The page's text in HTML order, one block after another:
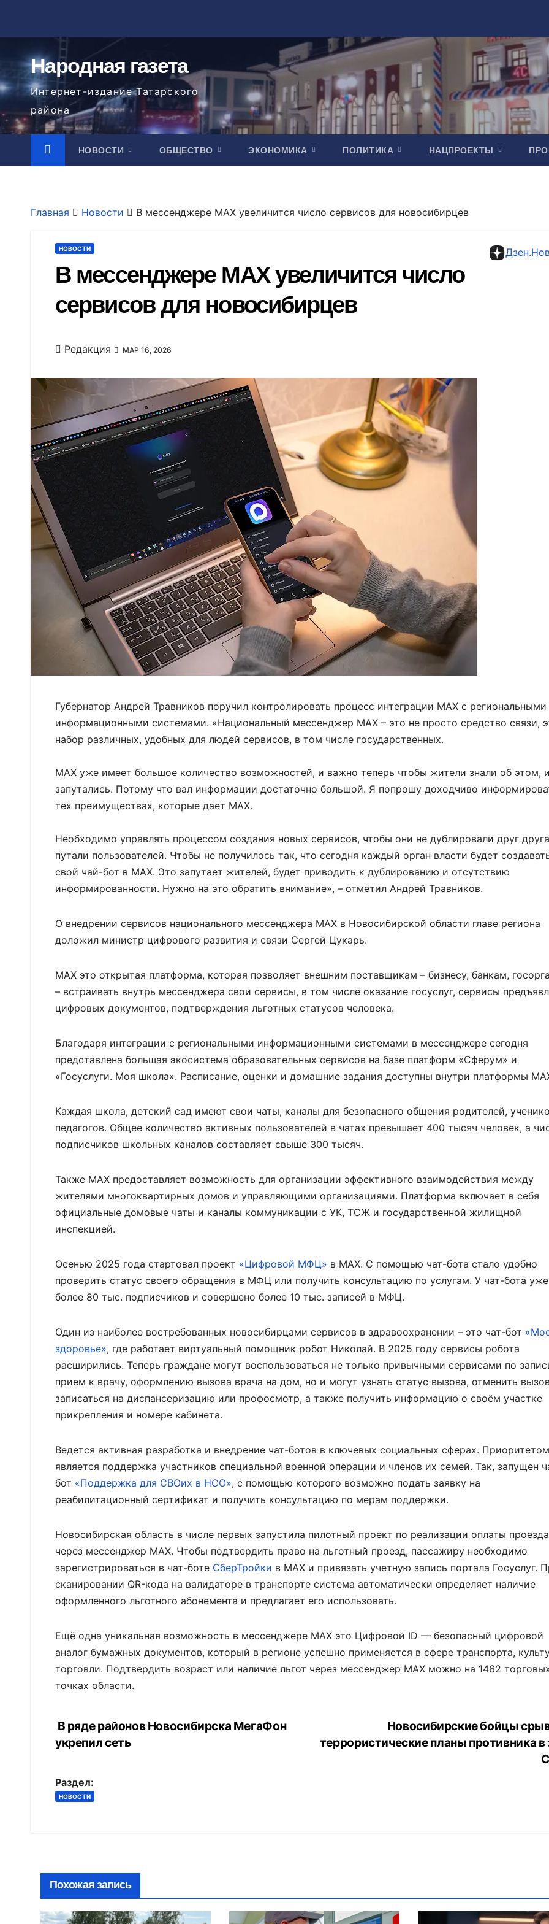
содержимому
Народная газета
Интернет-издание Татарского
района
НОВОСТИ ОБЩЕСТВО ЭКОНОМИКА ПОЛИТИКА НАЦПРОЕКТЫ
Главная Новости В мессенджере MAX увеличится число сервисов для новосибирцев
НОВОСТИ
В мессенджере MAX увеличится число
сервисов для новосибирцев
Редакция МАР 16, 2026
Губернатор Андрей Травников поручил контролировать процесс интеграции MAX с региональными
информационными системами. «Национальный мессенджер MAX – это не просто средство связи,
набор различных, удобных для людей сервисов, в том числе государственных.
MAX уже имеет большое количество возможностей, и важно теперь чтобы жители знали об этом,
запутались. Потому что вал информации достаточно большой. Я попрошу доходчиво
тех преимуществах, которые дает MAX.
Необходимо управлять процессом создания новых сервисов, чтобы они не дублировали друг
путали пользователей. Чтобы не получилось так, что сегодня каждый орган власти будет
свой чай-бот в MAX. Это запутает жителей, будет приводить к дублированию и отсутствию
информированности. Нужно на это обратить внимание», – отметил Андрей Травников.
О внедрении сервисов национального мессенджера MAX в Новосибирской области главе региона
доложил министр цифрового развития и связи Сергей Цукарь.
МАХ это открытая платформа, которая позволяет внешним поставщикам – бизнесу, банкам,
– встраивать внутрь мессенджера свои сервисы, в том числе оказание госуслуг, сервисы
цифровых документов, подтверждения льготных статусов человека.
Благодаря интеграции с региональными информационными системами в мессенджере сегодня
представлена большая экосистема образовательных сервисов на базе платформ «Сферум» и
«Госуслуги. Моя школа». Расписание, оценки и домашние задания доступны внутри платформы
Каждая школа, детский сад имеют свои чаты, каналы для безопасного общения родителей,
педагогов. Общее количество активных пользователей в чатах превышает 400 тысяч человек, а
подписчиков школьных каналов составляет свыше 300 тысяч.
Также MAX предоставляет возможность для организации эффективного взаимодействия между
жителями многоквартирных домов и управляющими организациями. Платформа включает в себя
официальные домовые чаты и каналы коммуникации с УК, ТСЖ и государственной жилищной
инспекцией.
Осенью 2025 года стартовал проект «Цифровой МФЦ» в МАХ. С помощью чат-бота стало удобно
проверить статус своего обращения в МФЦ или получить консультацию по услугам. У чат-бота уже
более 80 тыс. подписчиков и совершено более 10 тыс. записей в МФЦ.
Один из наиболее востребованных новосибирцами сервисов в здравоохранении – это чат-бот
здоровье», где работает виртуальный помощник робот Николай. В 2025 году сервисы робота
расширились. Теперь граждане могут воспользоваться не только привычными сервисами по
прием к врачу, оформлению вызова врача на дом, но и могут узнать статус вызова, отменить
записаться на диспансеризацию или профосмотр, а также получить информацию о своём участке
прикрепления и номере кабинета.
Ведется активная разработка и внедрение чат-ботов в ключевых социальных сферах. Приоритетом
является поддержка участников специальной военной операции и членов их семей. Так, запущен
бот «Поддержка для СВОих в НСО», с помощью которого возможно подать заявку на
реабилитационный сертификат и получить консультацию по мерам поддержки.
Новосибирская область в числе первых запустила пилотный проект по реализации оплаты проезда
через мессенджер МАХ. Чтобы подтвердить право на льготный проезд, пассажиру необходимо
зарегистрироваться в чат-боте СберТройки в МАХ и привязать учетную запись портала Госуслуг.
сканировании QR-кода на валидаторе в транспорте система автоматически определяет наличие
оформленного льготного абонемента и предлагает его использовать.
Ещё одна уникальная возможность в мессенджере MAX это Цифровой ID — безопасный цифровой
аналог бумажных документов, который в регионе успешно применяется в сфере транспорта,
торговли. Подтвердить возраст или наличие льгот через мессенджер MAX можно на 1462
точках области.
Навигация
по
записям
Новосибирские бойцы
террористические планы противника в
В ряде районов Новосибирска МегаФон
укрепил сеть
Раздел:
НОВОСТИ
Похожая запись